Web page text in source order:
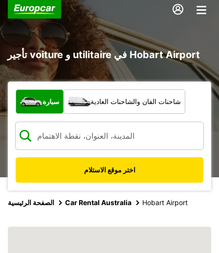
تأجير voiture و utilitaire في Hobart Airport
ما نوع المركبة؟
سيارة شاحنات الفان والشاحنات العادية
اختر موقع الاستلام
الصفحة الرئيسية Car Rental Australia Hobart Airport